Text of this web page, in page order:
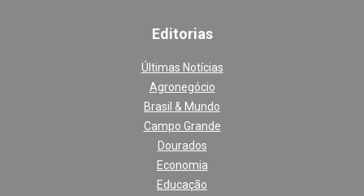
Editorias
Últimas Notícias
Agronegócio
Brasil & Mundo
Campo Grande
Dourados
Economia
Educação